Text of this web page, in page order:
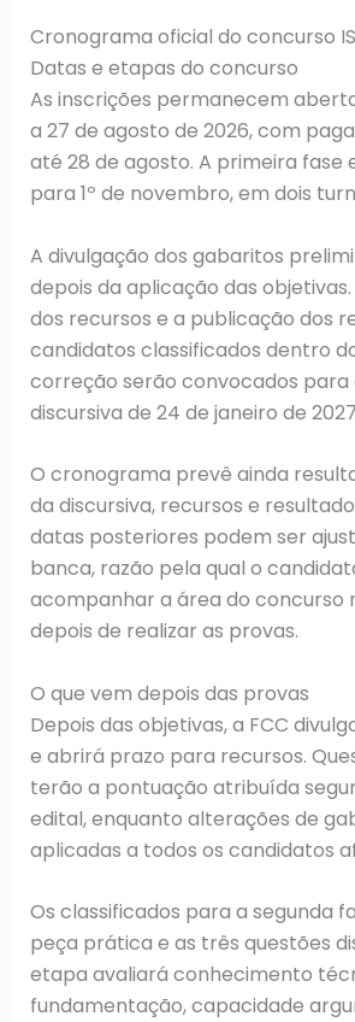
Cronograma oficial do concurso
Datas e etapas do concurso
As inscrições permanecem
a 27 de agosto de 2026, com
até 28 de agosto. A primeira fase
para 1º de novembro, em dois
A divulgação dos gabaritos
depois da aplicação das
dos recursos e a publicação dos
candidatos classificados dentro
correção serão convocados para
discursiva de 24 de janeiro de
O cronograma prevê ainda
da discursiva, recursos e
datas posteriores podem ser
banca, razão pela qual o
acompanhar a área do concurso
depois de realizar as provas.
O que vem depois das provas
Depois das objetivas, a FCC
e abrirá prazo para recursos.
terão a pontuação atribuída
edital, enquanto alterações de
aplicadas a todos os candidatos
Os classificados para a segunda
peça prática e as três questões
etapa avaliará conhecimento
fundamentação, capacidade